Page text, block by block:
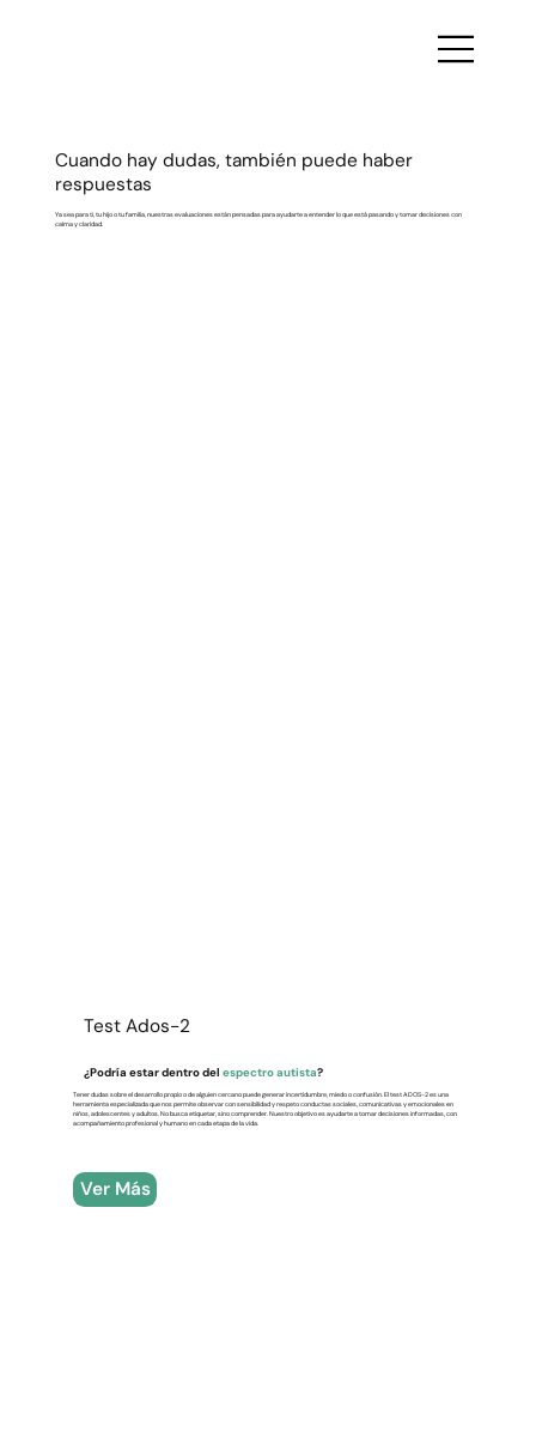
Cuando hay dudas, también puede haber
respuestas
Ya sea para ti, tu hijo o tu familia, nuestras evaluaciones están pensadas para ayudarte a entender lo que está pasando y tomar decisiones con
calma y claridad.
Test Ados-2
¿Podría estar dentro del espectro autista?
Tener dudas sobre el desarrollo propio o de alguien cercano puede generar incertidumbre, miedo o confusión. El test ADOS-2 es una
herramienta especializada que nos permite observar con sensibilidad y respeto conductas sociales, comunicativas y emocionales en
niños, adolescentes y adultos. No busca etiquetar, sino comprender. Nuestro objetivo es ayudarte a tomar decisiones informadas, con
acompañamiento profesional y humano en cada etapa de la vida.
Ver Más